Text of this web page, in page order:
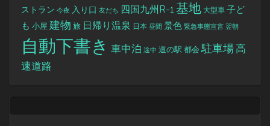
ストラン 今夜 入り口 友だち 四国九州R-1 基地 大型車 子ど
も 小屋 建物 旅 日帰り温泉 日本 昼間 景色 緊急事態宣言 翌朝
自動下書き 車中泊 途中 道の駅 都会 駐車場高
速道路